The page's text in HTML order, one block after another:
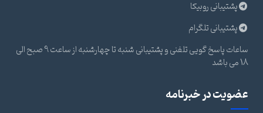
پشتیبانی روبیکا
پشتیبانی تلگرام
ساعات پاسخ گویی تلفنی و پشتیبانی شنبه تا چهارشنبه از ساعت 9 صبح الی
18 می باشد
عضویت در خبرنامه